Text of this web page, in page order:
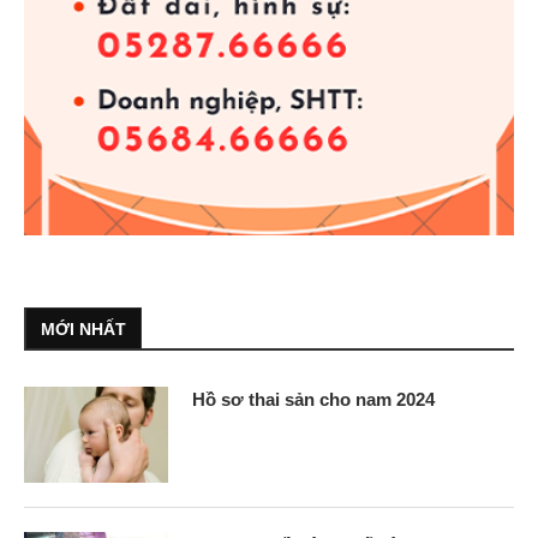
MỚI NHẤT
Hồ sơ thai sản cho nam 2024